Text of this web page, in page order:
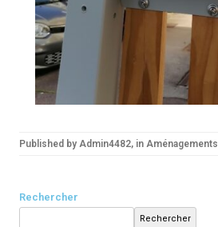
Published by Admin4482, in Aménagements
Rechercher
Rechercher